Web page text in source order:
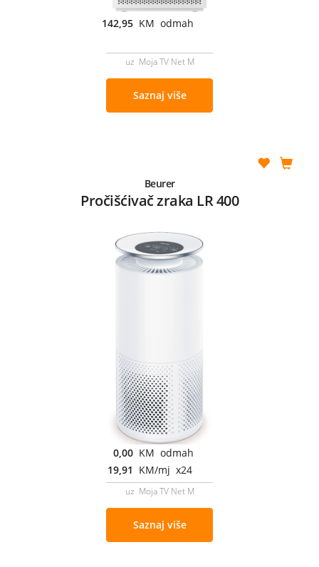
142,95 KM odmah
uz Moja TV Net M
Saznaj više
Beurer
Pročišćivač zraka LR 400
0,00 KM odmah
19,91 KM/mj x24
uz Moja TV Net M
Saznaj više